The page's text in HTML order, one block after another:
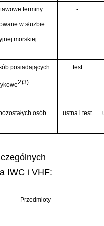
terminy
w służbie
morskiej
-
posiadających
2)3)
test
osób ustna i test
IWC i VHF:
Przedmioty